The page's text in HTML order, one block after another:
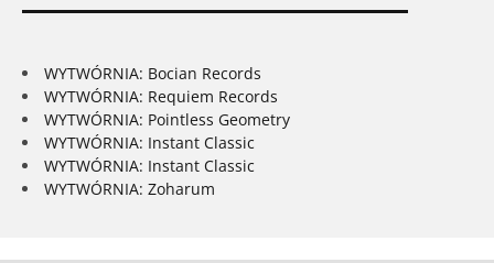
WYTWÓRNIA: Bocian Records
WYTWÓRNIA: Requiem Records
WYTWÓRNIA: Pointless Geometry
WYTWÓRNIA: Instant Classic
WYTWÓRNIA: Instant Classic
WYTWÓRNIA: Zoharum